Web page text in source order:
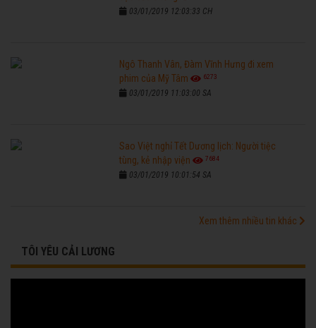
03/01/2019 12:03:33 CH
Ngô Thanh Vân, Đàm Vĩnh Hưng đi xem
phim của Mỹ Tâm
6273
03/01/2019 11:03:00 SA
Sao Việt nghỉ Tết Dương lịch: Người tiệc
tùng, kẻ nhập viện
7684
03/01/2019 10:01:54 SA
Xem thêm nhiều tin khác
TÔI YÊU CẢI LƯƠNG